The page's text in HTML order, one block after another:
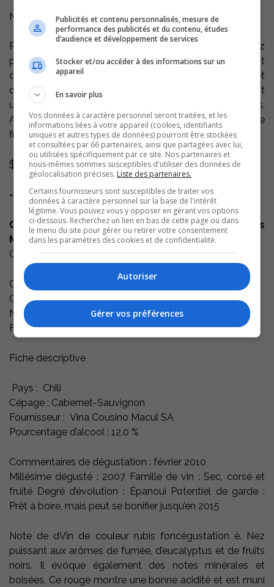
Note de dégustation
Robe d’une teinte rubis d’une bonne intensité. Nez assez
puissant s’ouvrant sur des notes animales. Le tout est
complété par des arômes de bois brûlé, de fruits noirs et
de réglisse. Prenez plaisir à savourer ce rouge possédant
une acidité rafraîchissante et pourvu de tannins fermes.
Ayant une texture ample, il perdure dans une longue
finale.
$37.75
======================================================
Cabernet-Sauvignon Cousino- Macul Antiguas
Maipo 2008
Code SAQ : 00212993
Catégorie : Vin rouge
Couleur : Rouge
Nature : Vin tranquille
Format : 750 ML
Fiche descriptive
Pays : Chili
Cépage : Cabernet-Sauvignon
Fournisseur : Vina Cousino Macul SA
Pourcentage d’alcool : 12.0 %
Commentaires de dégustation : février 2010
Millésime dégusté : 2007 Famille de vin : Sec, corsé et
fruité Degré d’évolution : Épanoui Potentiel de garde :
Prêt à boire, mais peut se bonifier jusqu’en 2015
Note de dVin de couleur rubis foncégustation é. Nez
puissant aux arômes de fumée, d’eucalyptus et de fruits
noirs. Il évoque également des notes minérales et
boisées. Ce rouge montre une bonne acidité et est muni
Publicités et contenu personnalisés, mesure de
performance des publicités et du contenu, études
d’audience et développement de services
Stocker et/ou accéder à des informations sur un
appareil
En savoir plus
Vos données à caractère personnel seront traitées, et les
informations liées à votre appareil (cookies, identifiants
uniques et autres types de données) pourront être stockées
et consultées par 66 partenaires, ainsi que partagées avec lui,
ou utilisées spécifiquement par ce site. Nos partenaires et
nous-mêmes sommes susceptibles d'utiliser des données de
géolocalisation précises. Liste des partenaires.
Certains fournisseurs sont susceptibles de traiter vos
données à caractère personnel sur la base de l'intérêt
légitime. Vous pouvez vous y opposer en gérant vos options
ci-dessous. Recherchez un lien en bas de cette page ou dans
le menu du site pour gérer ou retirer votre consentement
dans les paramètres des cookies et de confidentialité.
Autoriser
Gérer vos préférences